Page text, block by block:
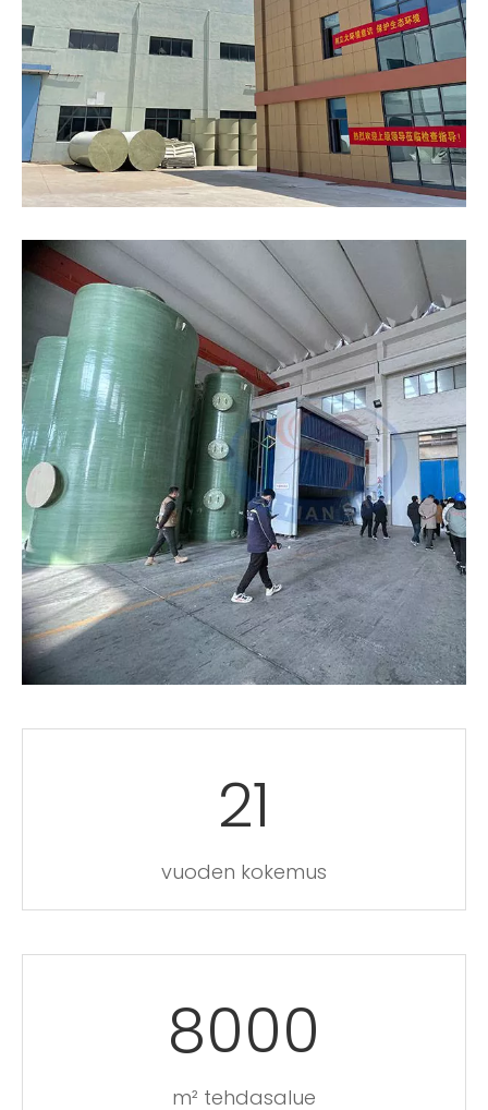
21
vuoden kokemus
8000
m² tehdasalue​​​​​​